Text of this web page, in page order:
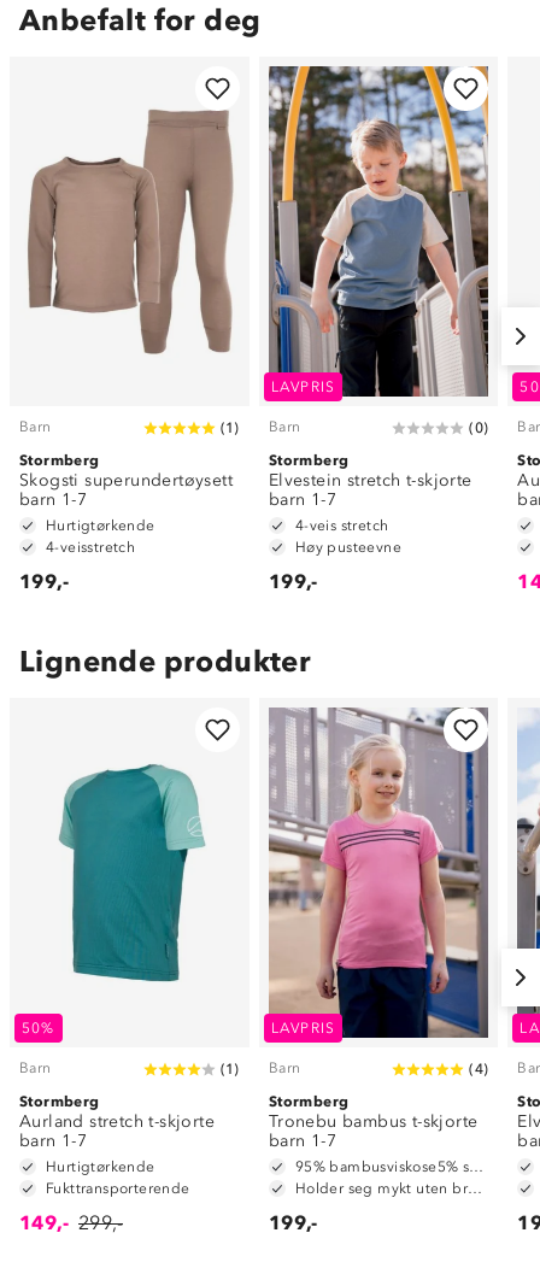
Anbefalt for deg
Barn (1 )
Stormberg
Skogsti superundertøysett
barn 1-7
Hurtigtørkende
4-veisstretch
199,-
LAVPRIS
Barn (0)
Stormberg
Elvestein stretch t-skjorte
barn 1-7
4-veis stretch
Høy pusteevne
199,-
Lignende produkter
50%
Barn (1 )
Stormberg
Aurland stretch t-skjorte
barn 1-7
Hurtigtørkende
Fukttransporterende
149,- 299,-
LAVPRIS
Barn (4)
Stormberg
Tronebu bambus t-skjorte
barn 1-7
Holder seg mykt uten bruk av tøymykner
199,-